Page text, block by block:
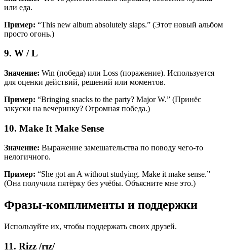
или еда.
Пример: “This new album absolutely slaps.” (Этот новый альбом
просто огонь.)
9. W / L
Значение: Win (победа) или Loss (поражение). Используется
для оценки действий, решений или моментов.
Пример: “Bringing snacks to the party? Major W.” (Принёс
закуски на вечеринку? Огромная победа.)
10. Make It Make Sense
Значение: Выражение замешательства по поводу чего-то
нелогичного.
Пример: “She got an A without studying. Make it make sense.”
(Она получила пятёрку без учёбы. Объясните мне это.)
Фразы-комплименты и поддержки
Используйте их, чтобы поддержать своих друзей.
11. Rizz /rɪz/